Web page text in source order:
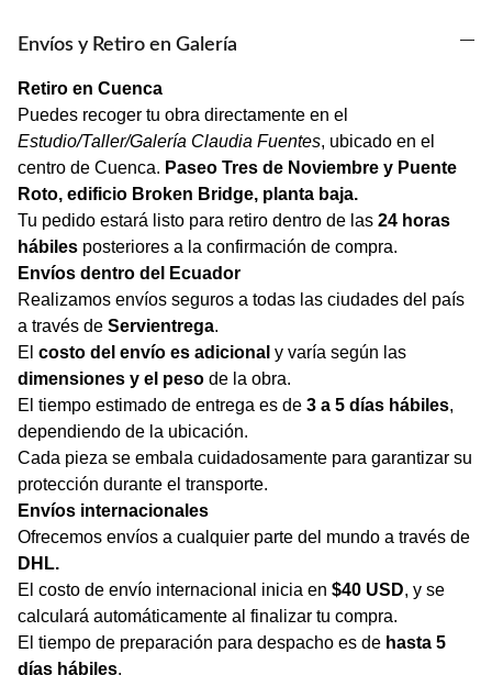
Envíos y Retiro en Galería
Retiro en Cuenca
Puedes recoger tu obra directamente en el
Estudio/Taller/Galería Claudia Fuentes, ubicado en el
centro de Cuenca. Paseo Tres de Noviembre y Puente
Roto, edificio Broken Bridge, planta baja.
Tu pedido estará listo para retiro dentro de las 24 horas
hábiles posteriores a la confirmación de compra.
Envíos dentro del Ecuador
Realizamos envíos seguros a todas las ciudades del país
a través de Servientrega.
El costo del envío es adicional y varía según las
dimensiones y el peso de la obra.
El tiempo estimado de entrega es de 3 a 5 días hábiles,
dependiendo de la ubicación.
Cada pieza se embala cuidadosamente para garantizar su
protección durante el transporte.
Envíos internacionales
Ofrecemos envíos a cualquier parte del mundo a través de
DHL.
El costo de envío internacional inicia en $40 USD, y se
calculará automáticamente al finalizar tu compra.
El tiempo de preparación para despacho es de hasta 5
días hábiles.